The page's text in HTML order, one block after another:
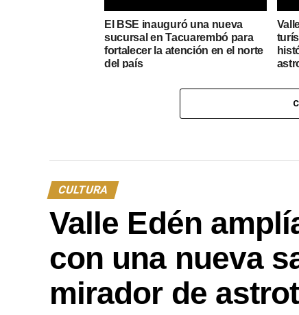
El BSE inauguró una nueva
sucursal en Tacuarembó para
fortalecer la atención en el norte
del país
CULTURA
Valle Edén
con una nueva
mirador de